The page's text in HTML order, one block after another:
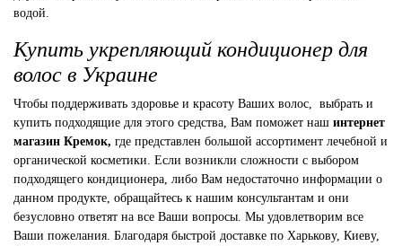
водой.
Купить укрепляющий кондиционер для
волос в Украине
Чтобы поддерживать здоровье и красоту Ваших волос, выбрать и
купить подходящие для этого средства, Вам поможет наш интернет
магазин Кремок, где представлен большой ассортимент лечебной и
органической косметики. Если возникли сложности с выбором
подходящего кондиционера, либо Вам недостаточно информации о
данном продукте, обращайтесь к нашим консультантам и они
безусловно ответят на все Ваши вопросы. Мы удовлетворим все
Ваши пожелания. Благодаря быстрой доставке по Харькову, Киеву,